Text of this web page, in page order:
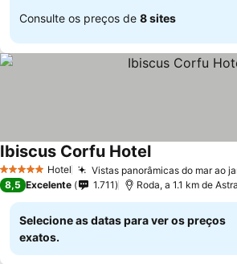
Consulte os preços de 8 sites
5 Estrelas Hotel Vistas panorâmicas do mar ao
Ibiscus Corfu HotelVer preços
8,5 Excelente 1.711 Roda, a 1.1 km de
Selecione as datas para ver os preços
exatos.